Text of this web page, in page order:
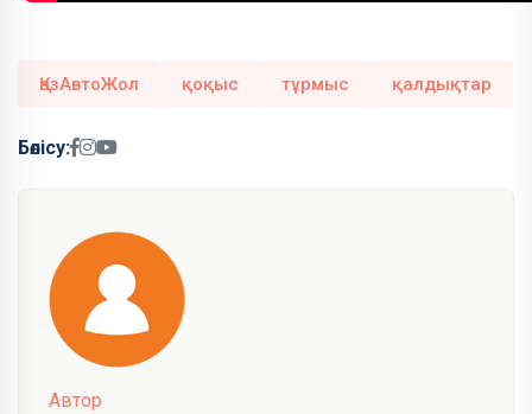
ҚазАвтоЖол қоқыс тұрмыс қалдықтар
Бөлісу:
Автор